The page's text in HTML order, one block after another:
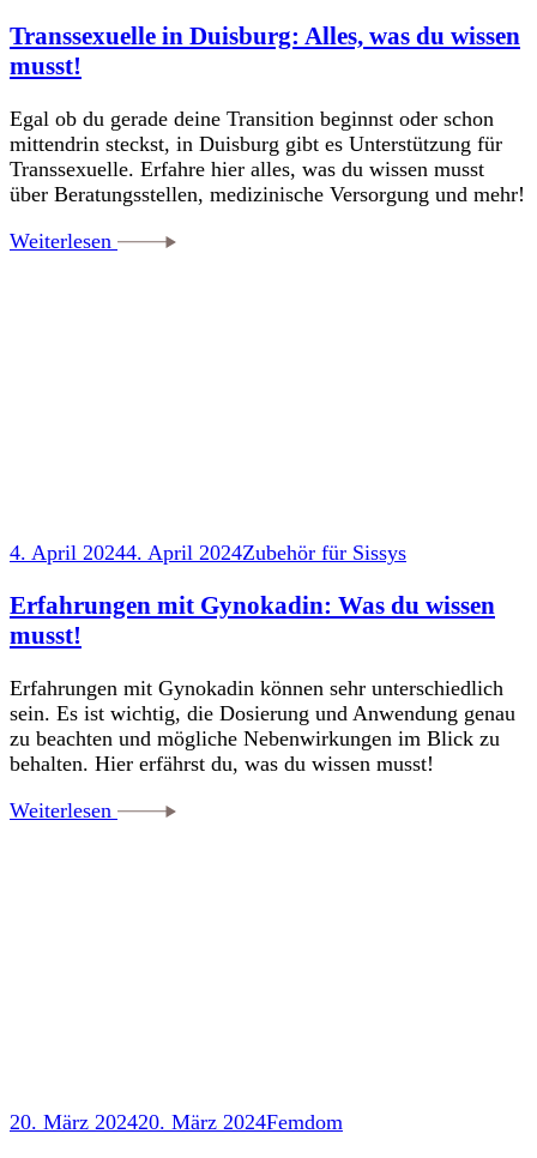
Transsexuelle in Duisburg: Alles, was du wissen
musst!
Egal ob du gerade deine Transition beginnst oder schon
mittendrin steckst, in Duisburg gibt es Unterstützung für
Transsexuelle. Erfahre hier alles, was du wissen musst
über Beratungsstellen, medizinische Versorgung und mehr!
Weiterlesen
4. April 20244. April 2024Zubehör für Sissys
Erfahrungen mit Gynokadin: Was du wissen
musst!
Erfahrungen mit Gynokadin können sehr unterschiedlich
sein. Es ist wichtig, die Dosierung und Anwendung genau
zu beachten und mögliche Nebenwirkungen im Blick zu
behalten. Hier erfährst du, was du wissen musst!
Weiterlesen
20. März 202420. März 2024Femdom